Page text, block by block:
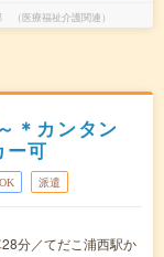
医療福祉介護関連）
＊カンタン
ー可
派遣
分／てだこ浦西駅か